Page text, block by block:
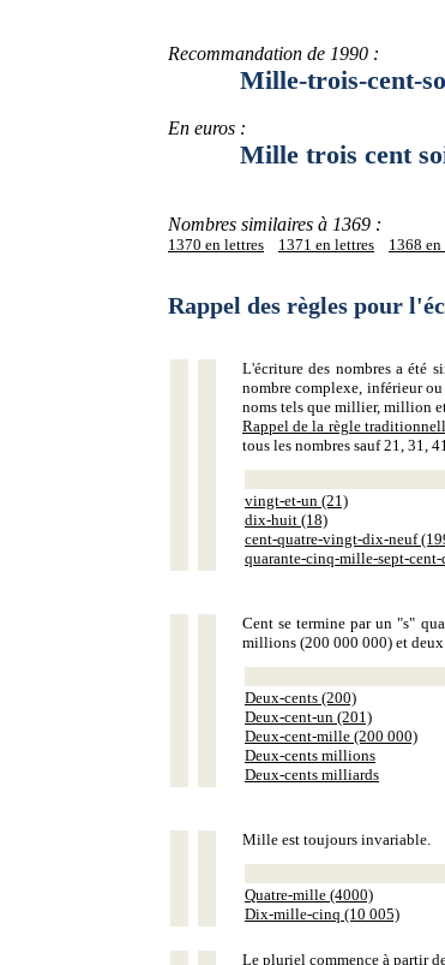
Recommandation de 1990 :
Mille-trois-cent-
En euros :
Mille trois cent
Nombres similaires à 1369 :
1370 en lettres 1371 en lettres 1368
Rappel des règles pour
L'écriture des nombres a été
nombre complexe, inférieur
noms tels que millier, million
Rappel de la règle
tous les nombres sauf 21, 31,
vingt-et-un (21)
dix-huit (18)
cent-quatre-vingt-dix-neuf
quarante-cinq-mille-sept-
Cent se termine par un "s"
millions (200 000 000) et
Deux-cents (200)
Deux-cent-un (201)
Deux-cent-mille (200 000)
Deux-cents millions
Deux-cents milliards
Mille est toujours invariable.
Quatre-mille (4000)
Dix-mille-cinq (10 005)
Le pluriel commence à partir